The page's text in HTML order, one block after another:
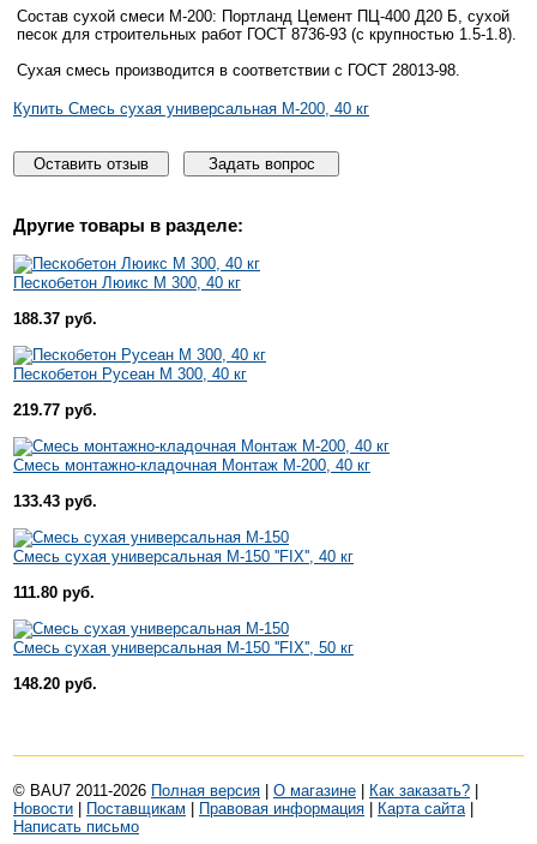
Состав сухой смеси М-200: Портланд Цемент ПЦ-400 Д20 Б, сухой
песок для строительных работ ГОСТ 8736-93 (с крупностью 1.5-1.8).
Сухая смесь производится в соответствии с ГОСТ 28013-98.
Купить Смесь сухая универсальная М-200, 40 кг
Оставить отзыв Задать вопрос
Другие товары в разделе:
Пескобетон Люикс М 300, 40 кг
188.37 руб.
Пескобетон Русеан М 300, 40 кг
219.77 руб.
Смесь монтажно-кладочная Монтаж М-200, 40 кг
133.43 руб.
Смесь сухая универсальная М-150 ''FIX'', 40 кг
111.80 руб.
Смесь сухая универсальная М-150 ''FIX'', 50 кг
148.20 руб.
© BAU7 2011-2026 Полная версия О магазине Как заказать?
Новости
Поставщикам Правовая информация Карта сайта
Написать письмо